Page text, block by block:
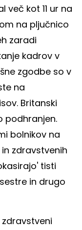
več kot 11 ur na
na pljučnico
zaradi
kadrov v
zgodbe so v
na
Britanski
podhranjen.
bolnikov na
zdravstvenih
tisti
in drugo